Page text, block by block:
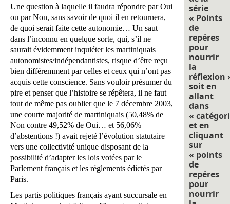
Une question à laquelle il faudra répondre par Oui
ou par Non, sans savoir de quoi il en retournera,
de quoi serait faite cette autonomie… Un saut
dans l’inconnu en quelque sorte, qui, s’il ne
saurait évidemment inquiéter les martiniquais
autonomistes/indépendantistes, risque d’être reçu
bien différemment par celles et ceux qui n’ont pas
acquis cette conscience. Sans vouloir présumer du
pire et penser que l’histoire se répêtera, il ne faut
tout de même pas oublier que le 7 décembre 2003,
une courte majorité de martiniquais (50,48% de
Non contre 49,52% de Oui… et 56,06%
d’abstentions !) avait rejeté l’évolution statutaire
vers une collectivité unique disposant de la
possibilité d’adapter les lois votées par le
Parlement français et les réglements édictés par
Paris.
Les partis politiques français ayant succursale en
série
« Points
de
repéres
pour
nourrir
la
réflexion
soit en
allant
dans
«
et en
cliquant
sur
« points
de
repéres
pour
nourrir